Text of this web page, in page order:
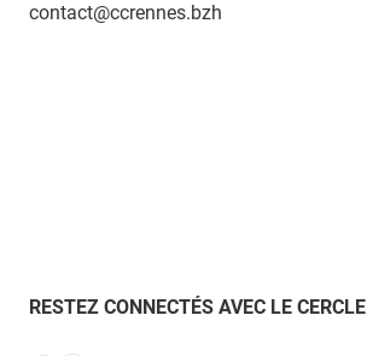
contact@ccrennes.bzh
RESTEZ CONNECTÉS AVEC LE CERCLE